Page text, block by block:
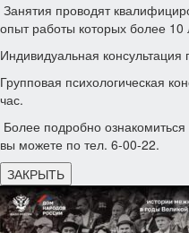
Занятия проводят
опыт работы которых более 10
Индивидуальная консультация
Групповая психологическая
час.
Более подробно
вы можете по тел. 6-00-22.
ЗАКРЫТЬ